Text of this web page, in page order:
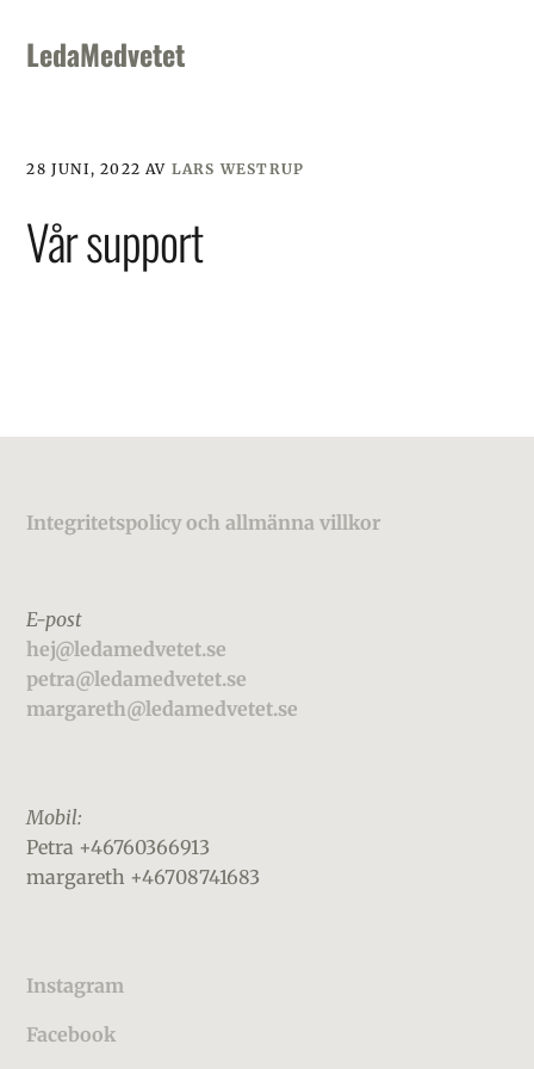
primary
main
footer
LedaMedvetet
28 JUNI, 2022 AV LARS WESTRUP
Vår support
Footer
Integritetspolicy och allmänna villkor
E-post
hej@ledamedvetet.se
petra@ledamedvetet.se
margareth@ledamedvetet.se
Mobil:
Petra +46760366913
margareth +46708741683
Instagram
Facebook